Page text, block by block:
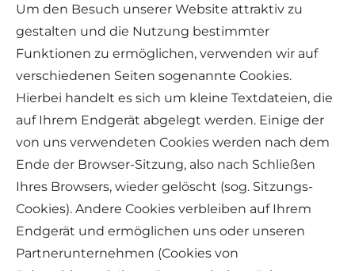
Um den Besuch unserer Website attraktiv zu
gestalten und die Nutzung bestimmter
Funktionen zu ermöglichen, verwenden wir auf
verschiedenen Seiten sogenannte Cookies.
Hierbei handelt es sich um kleine Textdateien, die
auf Ihrem Endgerät abgelegt werden. Einige der
von uns verwendeten Cookies werden nach dem
Ende der Browser-Sitzung, also nach Schließen
Ihres Browsers, wieder gelöscht (sog. Sitzungs-
Cookies). Andere Cookies verbleiben auf Ihrem
Endgerät und ermöglichen uns oder unseren
Partnerunternehmen (Cookies von